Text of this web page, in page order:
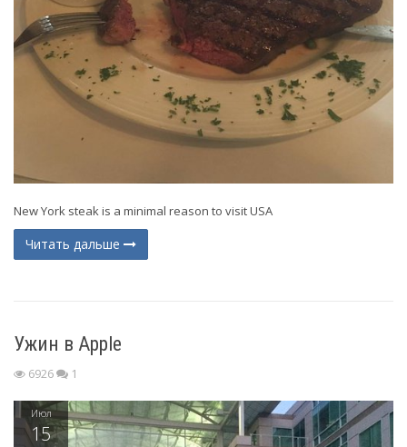
New York steak is a minimal reason to visit USA
Читать дальше
Ужин в Apple
6926 1
Июл
15